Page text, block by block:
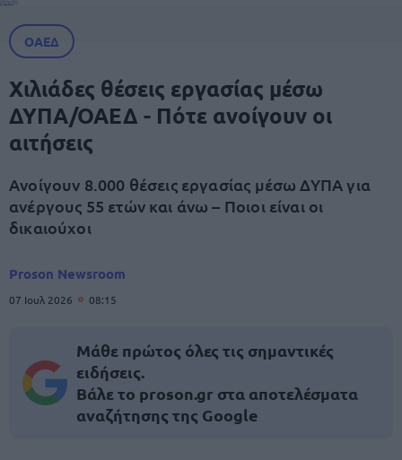
ΟΑΕΔ
Xιλιάδες θέσεις εργασίας μέσω
ΔΥΠΑ/ΟΑΕΔ - Πότε ανοίγουν οι
αιτήσεις
Ανοίγουν 8.000 θέσεις εργασίας μέσω ΔΥΠΑ για
ανέργους 55 ετών και άνω – Ποιοι είναι οι
δικαιούχοι
Proson Newsroom
07 Ιουλ 2026 08:15
Μάθε πρώτος όλες τις σημαντικές
ειδήσεις.
Βάλε το proson.gr στα αποτελέσματα
αναζήτησης της Google